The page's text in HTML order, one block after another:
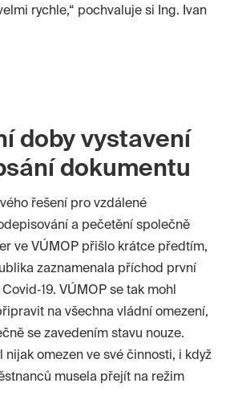
rychle,“ pochvaluje si Ing. Ivan
doby vystavení
dokumentu
řešení pro vzdálené
a pečetění společně
ve VÚMOP přišlo krátce předtím,
zaznamenala příchod první
VÚMOP se tak mohl
na všechna vládní omezení,
se zavedením stavu nouze.
nijak omezen ve své činnosti, i když
musela přejít na režim